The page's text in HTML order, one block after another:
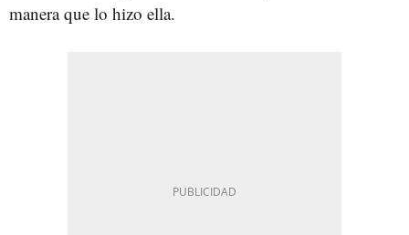
manera que lo hizo ella.